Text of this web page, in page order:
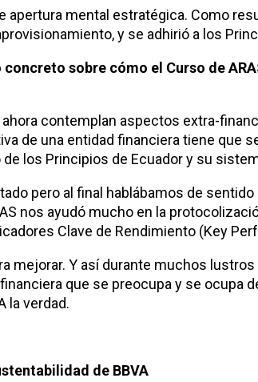
apertura mental estratégica. Como
y se adhirió a los
sobre cómo el Curso de
contemplan aspectos extra-
de una entidad financiera tiene que
los Principios de Ecuador y su
pero al final hablábamos de
nos ayudó mucho en la
Clave de Rendimiento (Key
mejorar. Y así durante muchos
que se preocupa y se ocupa
la verdad.
de BBVA